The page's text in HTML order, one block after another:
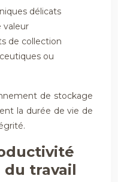
délicats
valeur
de collection
ou
de stockage
la durée de vie de
du travail